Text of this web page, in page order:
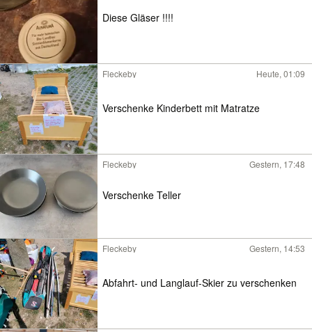
Diese Gläser !!!!
Fleckeby Heute, 01:09
Verschenke Kinderbett mit Matratze
Fleckeby Gestern, 17:48
Verschenke Teller
Fleckeby Gestern, 14:53
Abfahrt- und Langlauf-Skier zu verschenken